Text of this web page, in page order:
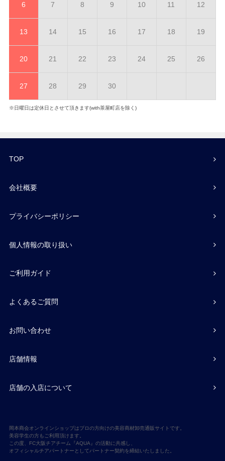
6 7 8 9 10 11 12
13 14 15 16 17 18 19
20 21 22 23 24 25 26
27 28 29 30
※日曜日は定休日とさせて頂きます(with茶屋町店を除く)
TOP
会社概要
プライバシーポリシー
個人情報の取り扱い
ご利用ガイド
よくあるご質問
お問い合わせ
店舗情報
店舗の入店について
岡本商会オンラインショップはプロの方向けの美容商材卸売通販サイトです。
美容学生の方もご利用頂けます。
この度、FC大阪チアチーム『AQUA』の活動に共感し、
オフィシャルチアパートナーとしてパートナー契約を締結いたしました。